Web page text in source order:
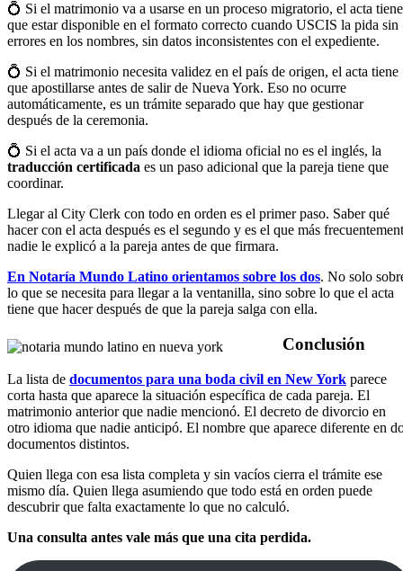
💍 Si el matrimonio va a usarse en un proceso migratorio, el acta tiene
que estar disponible en el formato correcto cuando USCIS la pida sin
errores en los nombres, sin datos inconsistentes con el expediente.
💍 Si el matrimonio necesita validez en el país de origen, el acta tiene
que apostillarse antes de salir de Nueva York. Eso no ocurre
automáticamente, es un trámite separado que hay que gestionar
después de la ceremonia.
💍 Si el acta va a un país donde el idioma oficial no es el inglés, la
traducción certificada es un paso adicional que la pareja tiene que
coordinar.
Llegar al City Clerk con todo en orden es el primer paso. Saber qué
hacer con el acta después es el segundo y es el que más
nadie le explicó a la pareja antes de que firmara.
En Notaría Mundo Latino orientamos sobre los dos. No solo
lo que se necesita para llegar a la ventanilla, sino sobre lo que el acta
tiene que hacer después de que la pareja salga con ella.
Conclusión
La lista de documentos para una boda civil en New York parece
corta hasta que aparece la situación específica de cada pareja. El
matrimonio anterior que nadie mencionó. El decreto de divorcio en
otro idioma que nadie anticipó. El nombre que aparece diferente en
documentos distintos.
Quien llega con esa lista completa y sin vacíos cierra el trámite ese
mismo día. Quien llega asumiendo que todo está en orden puede
descubrir que falta exactamente lo que no calculó.
Una consulta antes vale más que una cita perdida.